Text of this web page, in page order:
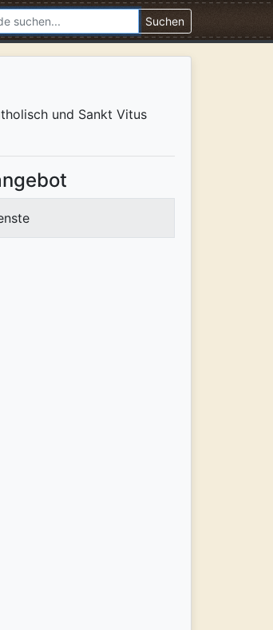
Suchen
und Sankt Vitus